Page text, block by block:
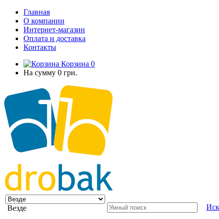
Главная
О компании
Интернет-магазин
Оплата и доставка
Контакты
Корзина 0
На сумму 0 грн.
Везде